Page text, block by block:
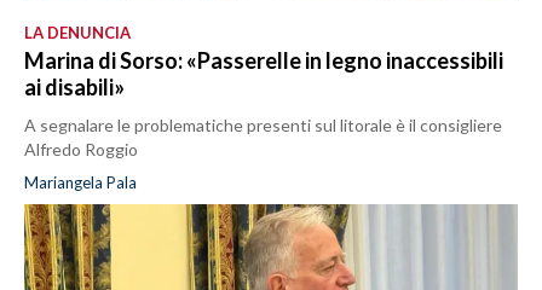
LA DENUNCIA
Marina di Sorso: «Passerelle in legno inaccessibili
ai disabili»
A segnalare le problematiche presenti sul litorale è il consigliere
Alfredo Roggio
Mariangela Pala